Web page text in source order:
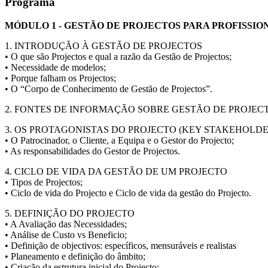
MÓDULO 1 - GESTÃO DE PROJECTOS PARA
1. INTRODUÇÃO À GESTÃO DE PROJECTOS
• O que são Projectos e qual a razão da Gestão de Projectos;
• Necessidade de modelos;
• Porque falham os Projectos;
• O “Corpo de Conhecimento de Gestão de Projectos”.
2. FONTES DE INFORMAÇÃO SOBRE GESTÃO DE
3. OS PROTAGONISTAS DO PROJECTO (KEY
• O Patrocinador, o Cliente, a Equipa e o Gestor do Projecto;
• As responsabilidades do Gestor de Projectos.
4. CICLO DE VIDA DA GESTÃO DE UM PROJECTO
• Tipos de Projectos;
• Ciclo de vida do Projecto e Ciclo de vida da gestão do Projecto.
5. DEFINIÇÃO DO PROJECTO
• A Avaliação das Necessidades;
• Análise de Custo vs Beneficio;
• Definição de objectivos: específicos, mensuráveis e realistas
• Planeamento e definição do âmbito;